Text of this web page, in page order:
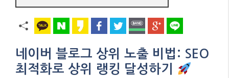
네이버 블로그 상위 노출 비법: SEO
최적화로 상위 랭킹 달성하기